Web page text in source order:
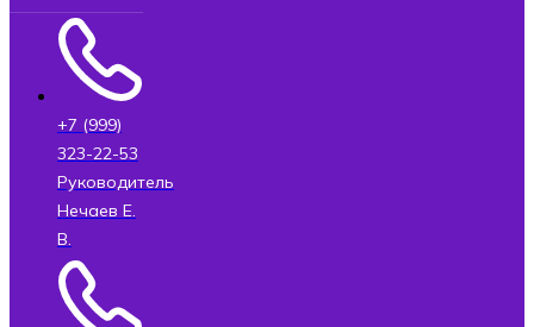
+7 (999)
323-22-53
Руководитель
Нечаев Е.
В.